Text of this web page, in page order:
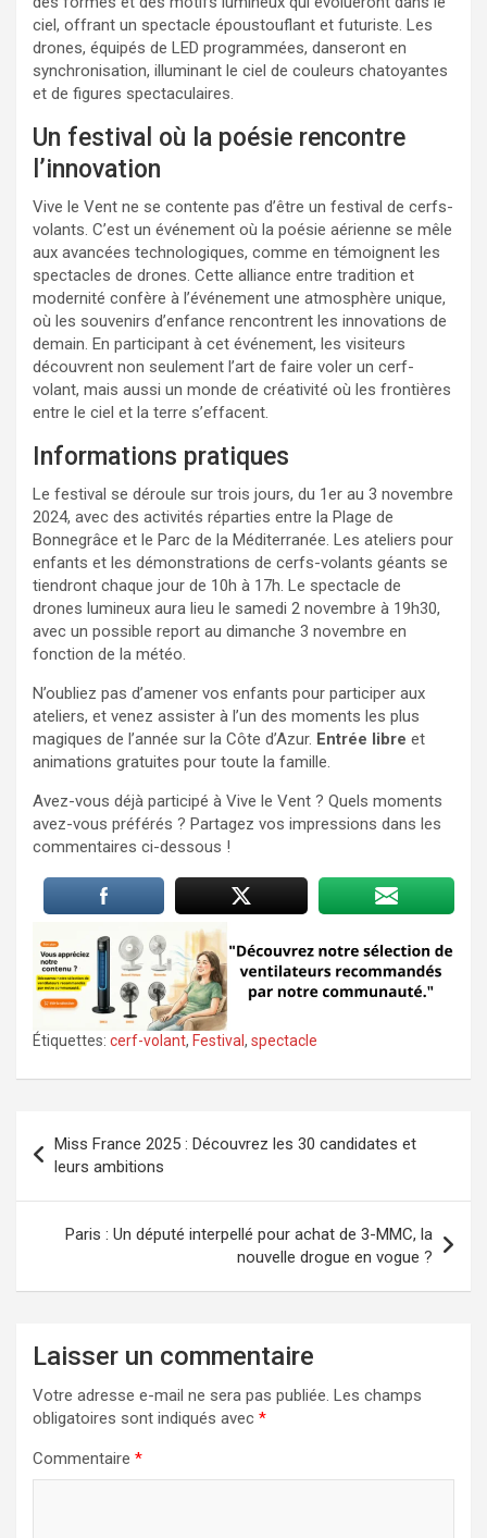
ciel, offrant un spectacle époustouflant et futuriste. Les
drones, équipés de LED programmées, danseront en
synchronisation, illuminant le ciel de couleurs chatoyantes
et de figures spectaculaires.
Un festival où la poésie rencontre
l’innovation
Vive le Vent ne se contente pas d’être un festival de cerfs-
volants. C’est un événement où la poésie aérienne se mêle
aux avancées technologiques, comme en témoignent les
spectacles de drones. Cette alliance entre tradition et
modernité confère à l’événement une atmosphère unique,
où les souvenirs d’enfance rencontrent les innovations de
demain. En participant à cet événement, les visiteurs
découvrent non seulement l’art de faire voler un cerf-
volant, mais aussi un monde de créativité où les frontières
entre le ciel et la terre s’effacent.
Informations pratiques
Le festival se déroule sur trois jours, du 1er au 3 novembre
2024, avec des activités réparties entre la Plage de
Bonnegrâce et le Parc de la Méditerranée. Les ateliers pour
enfants et les démonstrations de cerfs-volants géants se
tiendront chaque jour de 10h à 17h. Le spectacle de
drones lumineux aura lieu le samedi 2 novembre à 19h30,
avec un possible report au dimanche 3 novembre en
fonction de la météo.
N’oubliez pas d’amener vos enfants pour participer aux
ateliers, et venez assister à l’un des moments les plus
magiques de l’année sur la Côte d’Azur. Entrée libre et
animations gratuites pour toute la famille.
Avez-vous déjà participé à Vive le Vent ? Quels moments
avez-vous préférés ? Partagez vos impressions dans les
commentaires ci-dessous !
Étiquettes: cerf-volant, Festival, spectacle
de
l’article
Miss France 2025 : Découvrez les 30 candidates et
leurs ambitions
Paris : Un député interpellé pour achat de 3-MMC, la
nouvelle drogue en vogue ?
Laisser un commentaire
Votre adresse e-mail ne sera pas publiée. Les champs
obligatoires sont indiqués avec *
Commentaire *